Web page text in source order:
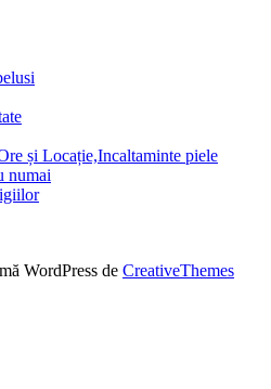
și Locație,Incaltaminte piele
numai
WordPress de CreativeThemes